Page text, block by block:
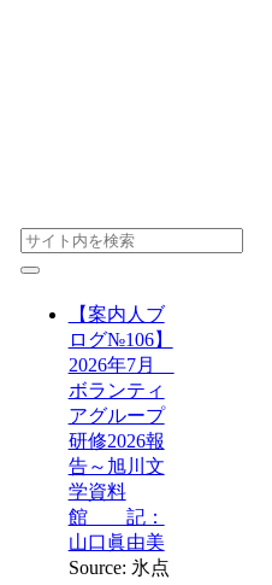
【案内人ブ
ログ№106】
2026年7月
ボランティ
アグループ
研修2026報
告～旭川文
学資料
館 記：
山口眞由美
Source: 氷点